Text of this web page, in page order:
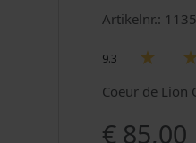
Artikelnr.:
9.3
Coeur de Lion
€ 85,00